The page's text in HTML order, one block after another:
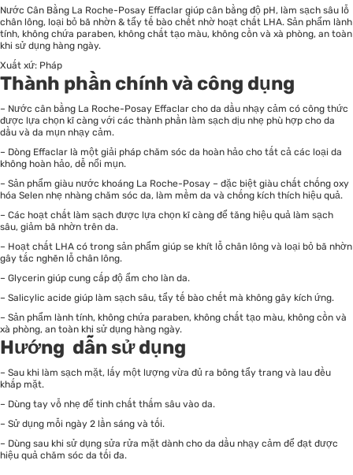
Nước Cân Bằng La Roche-Posay Effaclar giúp cân bằng độ pH, làm sạch sâu lỗ
chân lông, loại bỏ bã nhờn & tẩy tế bào chết nhờ hoạt chất LHA. Sản phẩm lành
tính, không chứa paraben, không chất tạo màu, không cồn và xà phòng, an toàn
khi sử dụng hàng ngày.
Xuất xứ: Pháp
Thành phần chính và công dụng
– Nước cân bằng La Roche-Posay Effaclar cho da dầu nhạy cảm có công thức
được lựa chọn kĩ càng với các thành phần làm sạch dịu nhẹ phù hợp cho da
dầu và da mụn nhạy cảm.
– Dòng Effaclar là một giải pháp chăm sóc da hoàn hảo cho tất cả các loại da
không hoàn hảo, dễ nổi mụn.
– Sản phẩm giàu nước khoáng La Roche-Posay – đặc biệt giàu chất chống oxy
hóa Selen nhẹ nhàng chăm sóc da, làm mềm da và chống kích thích hiệu quả.
– Các hoạt chất làm sạch được lựa chọn kĩ càng để tăng hiệu quả làm sạch
sâu, giảm bã nhờn trên da.
– Hoạt chất LHA có trong sản phẩm giúp se khít lỗ chân lông và loại bỏ bã nhờn
gây tắc nghẽn lỗ chân lông.
– Glycerin giúp cung cấp độ ẩm cho làn da.
– Salicylic acide giúp làm sạch sâu, tẩy tế bào chết mà không gây kích ứng.
– Sản phẩm lành tính, không chứa paraben, không chất tạo màu, không cồn và
xà phòng, an toàn khi sử dụng hàng ngày.
Hướng dẫn sử dụng
– Sau khi làm sạch mặt, lấy một lượng vừa đủ ra bông tẩy trang và lau đều
khắp mặt.
– Dùng tay vỗ nhẹ để tinh chất thấm sâu vào da.
– Sử dụng mỗi ngày 2 lần sáng và tối.
– Dùng sau khi sử dụng sửa rửa mặt dành cho da dầu nhạy cảm để đạt được
hiệu quả chăm sóc da tối đa.